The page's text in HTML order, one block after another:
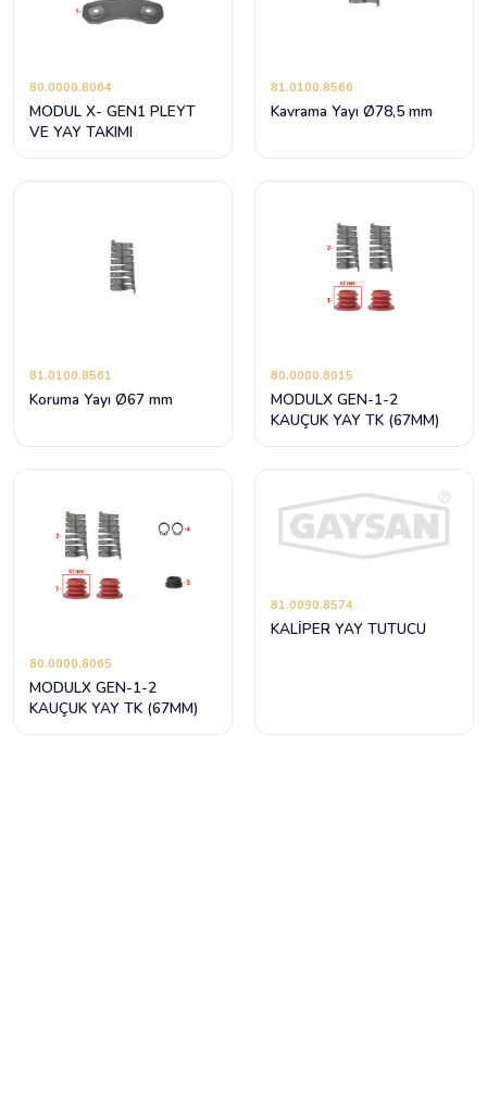
80.0000.8064
MODUL X- GEN1 PLEYT
VE YAY TAKIMI
81.0100.8566
Kavrama Yayı Ø78,5 mm
81.0100.8561
Koruma Yayı Ø67 mm
80.0000.8015
MODULX GEN-1-2
KAUÇUK YAY TK (67MM)
80.0000.8065
MODULX GEN-1-2
KAUÇUK YAY TK (67MM)
81.0090.8574
KALİPER YAY TUTUCU